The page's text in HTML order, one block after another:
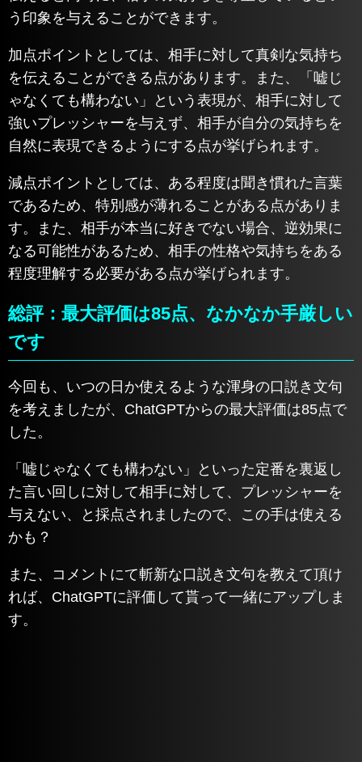
う印象を与えることができます。
加点ポイントとしては、相手に対して真剣な気持ち
を伝えることができる点があります。また、「嘘じ
ゃなくても構わない」という表現が、相手に対して
強いプレッシャーを与えず、相手が自分の気持ちを
自然に表現できるようにする点が挙げられます。
減点ポイントとしては、ある程度は聞き慣れた言葉
であるため、特別感が薄れることがある点がありま
す。また、相手が本当に好きでない場合、逆効果に
なる可能性があるため、相手の性格や気持ちをある
程度理解する必要がある点が挙げられます。
総評：最大評価は85点、なかなか手厳しい
です
今回も、いつの日か使えるような渾身の口説き文句
を考えましたが、ChatGPTからの最大評価は85点で
した。
「嘘じゃなくても構わない」といった定番を裏返し
た言い回しに対して相手に対して、プレッシャーを
与えない、と採点されましたので、この手は使える
かも？
また、コメントにて斬新な口説き文句を教えて頂け
れば、ChatGPTに評価して貰って一緒にアップしま
す。